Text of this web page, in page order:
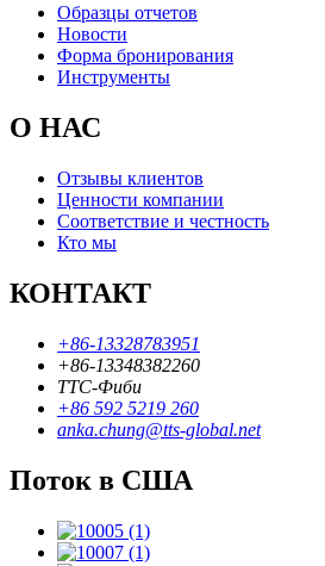
Образцы отчетов
Новости
Форма бронирования
Инструменты
О НАС
Отзывы клиентов
Ценности компании
Соответствие и честность
Кто мы
КОНТАКТ
+86-13328783951
+86-13348382260
ТТС-Фиби
+86 592 5219 260
anka.chung@tts-global.net
Поток в США